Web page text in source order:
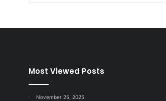
Most Viewed Posts
November 25, 2025